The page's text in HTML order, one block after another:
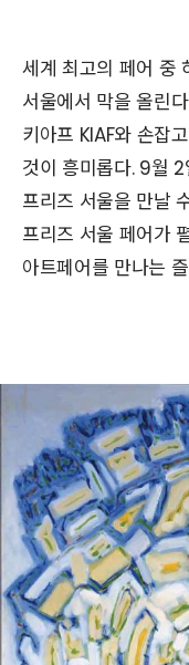
세계 최고의 페어 중
서울에서 막을 올린
키아프 KIAF와 손잡
것이 흥미롭다. 9월
프리즈 서울을 만날
프리즈 서울 페어가
아트페어를 만나는